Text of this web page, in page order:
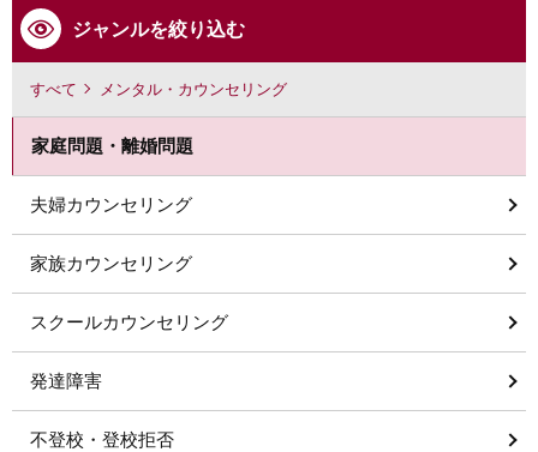
ジャンルを絞り込む
すべて メンタル・カウンセリング
家庭問題・離婚問題
夫婦カウンセリング
家族カウンセリング
スクールカウンセリング
発達障害
不登校・登校拒否